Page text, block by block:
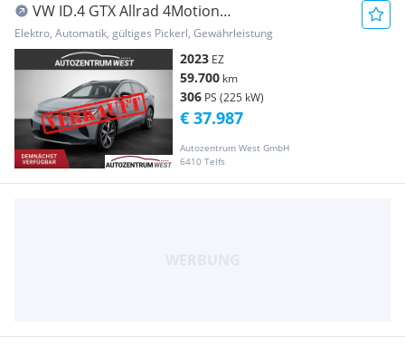
VW ID.4 GTX Allrad 4Motion
82kWh...AHK/NAVI/Matrix...
Elektro, Automatik, gültiges Pickerl, Gewährleistung
2023 EZ
59.700 km
306 PS (225 kW)
Autozentrum West GmbH
6410 Telfs
€ 37.987